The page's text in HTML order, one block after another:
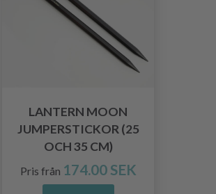
LANTERN MOON
JUMPERSTICKOR (25
OCH 35 CM)
Pris från 174.00 SEK